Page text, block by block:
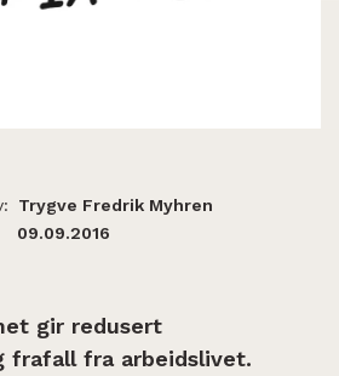
Trygve Fredrik Myhren
09.09.2016
gir redusert
frafall fra arbeidslivet.